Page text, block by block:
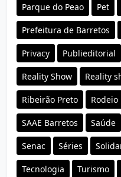
Parque do Peao Pet
Prefeitura de Barretos
Privacy Publieditorial
Reality Show Reality
Ribeirão Preto Rodeio
SAAE Barretos Saúde
Senac Séries
Tecnologia Turismo